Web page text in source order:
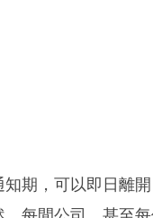
期，可以即日離